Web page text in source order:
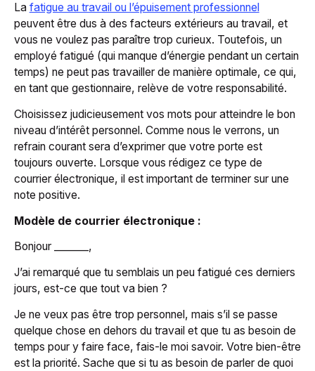
La fatigue au travail ou l’épuisement professionnel
peuvent être dus à des facteurs extérieurs au travail, et
vous ne voulez pas paraître trop curieux. Toutefois, un
employé fatigué (qui manque d’énergie pendant un certain
temps) ne peut pas travailler de manière optimale, ce qui,
en tant que gestionnaire, relève de votre responsabilité.
Choisissez judicieusement vos mots pour atteindre le bon
niveau d’intérêt personnel. Comme nous le verrons, un
refrain courant sera d’exprimer que votre porte est
toujours ouverte. Lorsque vous rédigez ce type de
courrier électronique, il est important de terminer sur une
note positive.
Modèle de courrier électronique :
Bonjour _______,
J’ai remarqué que tu semblais un peu fatigué ces derniers
jours, est-ce que tout va bien ?
Je ne veux pas être trop personnel, mais s’il se passe
quelque chose en dehors du travail et que tu as besoin de
temps pour y faire face, fais-le moi savoir. Votre bien-être
est la priorité. Sache que si tu as besoin de parler de quoi